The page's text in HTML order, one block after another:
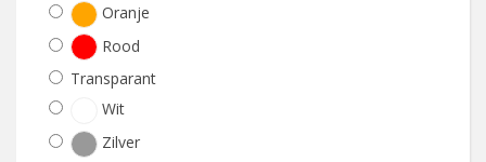
Oranje
Rood
Transparant
Wit
Zilver